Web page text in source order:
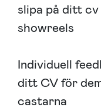
slipa på ditt cv
showreels
Individuell
ditt CV för
castarna